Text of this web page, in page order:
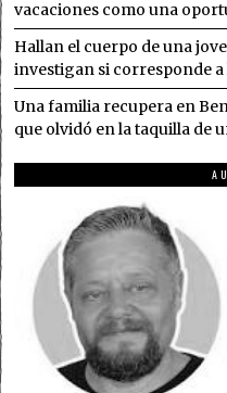
vacaciones como una
Hallan el cuerpo de una
investigan si corresponde a
Una familia recupera en
que olvidó en la taquilla de